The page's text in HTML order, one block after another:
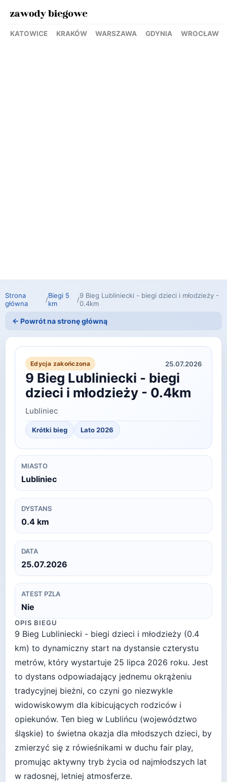
KATOWICE KRAKÓW WARSZAWA GDYNIA WROCŁAW
Strona
główna
/Biegi 5
km
/9 Bieg Lubliniecki - biegi dzieci i młodzieży -
0.4km
← Powrót na stronę główną
Edycja zakończona 25.07.2026
9 Bieg Lubliniecki - biegi
dzieci i młodzieży - 0.4km
Lubliniec
Krótki bieg Lato 2026
MIASTO
Lubliniec
DYSTANS
0.4 km
DATA
25.07.2026
ATEST PZLA
Nie
OPIS BIEGU
9 Bieg Lubliniecki - biegi dzieci i młodzieży (0.4
km) to dynamiczny start na dystansie czterystu
metrów, który wystartuje 25 lipca 2026 roku. Jest
to dystans odpowiadający jednemu okrążeniu
tradycyjnej bieżni, co czyni go niezwykle
widowiskowym dla kibicujących rodziców i
opiekunów. Ten bieg w Lublińcu (województwo
śląskie) to świetna okazja dla młodszych dzieci, by
zmierzyć się z rówieśnikami w duchu fair play,
promując aktywny tryb życia od najmłodszych lat
w radosnej, letniej atmosferze.